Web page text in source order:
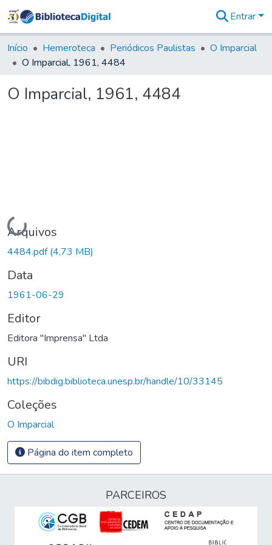
&
Coleções
Tudo na
Digital
Entrar
Início Hemeroteca Periódicos Paulistas
O Imparcial
O Imparcial, 1961, 4484
O Imparcial, 1961, 4484
Carregando...
Arquivos
4484.pdf(4,73 MB)
Data
1961-06-29
Editor
Editora "Imprensa" Ltda
URI
https://bibdig.biblioteca.unesp.br/handle/10/33145
Coleções
O Imparcial
Página do item completo
PARCEIROS